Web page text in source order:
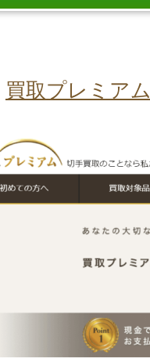
買取プレミアム